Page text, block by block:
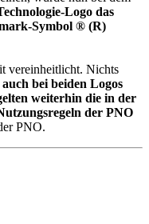
Logo das
Symbol ® (R)
vereinheitlicht. Nichts
bei beiden Logos
weiterhin die in der
der PNO
PNO.